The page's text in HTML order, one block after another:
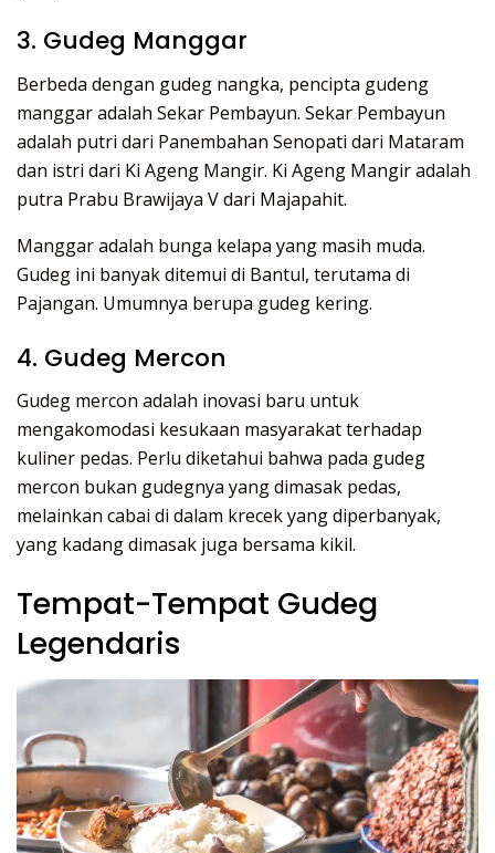
3. Gudeg Manggar
Berbeda dengan gudeg nangka, pencipta gudeng
manggar adalah Sekar Pembayun. Sekar Pembayun
adalah putri dari Panembahan Senopati dari Mataram
dan istri dari Ki Ageng Mangir. Ki Ageng Mangir adalah
putra Prabu Brawijaya V dari Majapahit.
Manggar adalah bunga kelapa yang masih muda.
Gudeg ini banyak ditemui di Bantul, terutama di
Pajangan. Umumnya berupa gudeg kering.
4. Gudeg Mercon
Gudeg mercon adalah inovasi baru untuk
mengakomodasi kesukaan masyarakat terhadap
kuliner pedas. Perlu diketahui bahwa pada gudeg
mercon bukan gudegnya yang dimasak pedas,
melainkan cabai di dalam krecek yang diperbanyak,
yang kadang dimasak juga bersama kikil.
Tempat-Tempat Gudeg
Legendaris